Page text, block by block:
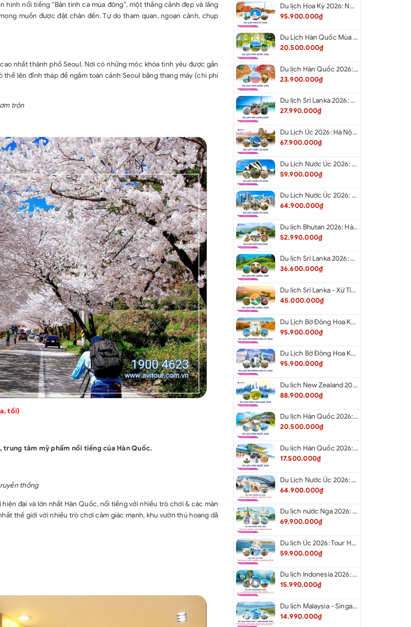
- Các chi phí cá nhân: Tiền điện thoại, Giặt là, Xe vận chuyển ngoài
chương trình, đồ uống trong các bữa ăn… và các chi phí cá nhân
khác không được bao gồm như trên.
hình nổi tiếng “Bản tình ca mùa đông”, một thắng cảnh đẹp và lãng
muốn được đặt chân đến. Tự do tham quan, ngoạn cảnh, chụp
nhất thành phố Seoul. Nơi có những móc khóa tình yêu được gắn
lên đỉnh tháp để ngắm toàn cảnh Seoul bằng thang máy (chi phí
trộn
tối)
trung tâm mỹ phẩm nổi tiếng của Hàn Quốc.
thống
hiện đại và lớn nhất Hàn Quốc, nổi tiếng với nhiều trò chơi & các màn
thế giới với nhiều trò chơi cảm giác mạnh, khu vườn thú hoang dã
Du lịch Hoa Kỳ 2026: New York - Philadelphia - Delaware - Washington D.C. - Las Vegas - Red Rock Canyon - Quận Cam - Santa Monica - Hollywood - San Diego - Los Angeles.
95.900.000₫
Du Lịch Hàn Quốc Mùa Hè 2026: Hà Nội - Busan - Gyeongju - Seoul - Đảo Nami - Tàu Điện Ven Biển Haeundae - Cầu Kính Oryukdo - Làng Văn Hóa Huinnyeoul
20.500.000₫
Du lịch Hàn Quốc 2026: Hà Nội - Busan - Gyeongju - Seoul - Đảo Nami - Tàu Điện Ven Biển Haeundae - Cỏ Hồng Muhly - Làng Văn Hóa Huinnyeoul
23.900.000₫
Du lịch Sri Lanka 2026: Colombo - Negombo - Pinnawala - Kandy - Kalutara - Nuwara - Eliya
27.990.000₫
Du Lịch Úc 2026: Hà Nội - Sydney- Canberra - Melbourne - Hà Nội
67.900.000₫
Du Lịch Nước Úc 2026: Hà Nội - Sydney- Canberra - Melbourne - Hà Nội
59.900.000₫
Du Lịch Nước Úc 2026: Hà Nội - Melbourne - Canberra - Sydney - Hà Nội
64.900.000₫
Du lịch Bhutan 2026: Hà Nội - Bhutan - Paro - Thimphu - Punakha
52.990.000₫
Du lịch Sri Lanka 2026: Khám Phá Xứ Tích Lan
36.600.000₫
Du lịch Sri Lanka - Xứ Tích Lan 2026: Tham Dự Lễ Hội Rước Xá Lợi Răng Phật
45.000.000₫
Du Lịch Bờ Đông Hoa Kỳ 2026: Washington DC - Philadelphia - New York - Boston - New Hampshire White Mountains - Albany - Niagara Falls - Buffalo - Corning - New York
95.900.000₫
Du Lịch Bờ Đông Hoa Kỳ 2026: New York - Boston - New Hampshire - Artist’s Bluff - Echo Lake Kancamagus Highway - White Mountains - Albany - Buffalo Niagara Falls - Corning - Washington DC
95.900.000₫
Du lịch New Zealand 2026: Tour Auckland - Waitomo - Taupo - Rotorua - Matamata - Hamilton
88.900.000₫
Du lịch Hàn Quốc 2026: Tour Hà Nội - Busan - Gyeongju - Seoul - Đảo Nami - Tàu Điện Ven Biển Haeundae - Cầu Kính Oryukdo - Làng Văn Hóa Huinnyeoul
20.500.000₫
Du lịch Hàn Quốc 2026: Tour Hà Nội - Seoul - Nami - Everland - Painter Show - Thư Viện Sách
17.500.000₫
Du Lịch Nước Úc 2026: Tour Hà Nội - Sydney - Canberra - Melbourne - Hà Nội
64.900.000₫
Du lịch nước Nga 2026: Tour Hà Nội - Moscow - Saint Petersburg từ Hà Nội
69.900.000₫
Du lịch Úc 2026: Tour Hà Nội - Sydney - Canberra - Melbourne - Hà Nội
59.900.000₫
Du lịch Indonesia 2026: Tour Hà Nội - Bali - Cổng Trời Lempuyang - Swings Bali - Ngắm hoàng hôn biển Jimbaran - Kelingking - Sống Lưng Khủng Long từ Hà Nội
15.990.000₫
Du lịch Malaysia - Singapore 2026: Tour Đảo Sentosa - Madame Tussause - Garden By The Bay - Thành Cổ Malacca - Thủ Đô Kualalumpur - Cao Nguyên Genting - New Putrajaya từ Hà Nội
14.990.000₫